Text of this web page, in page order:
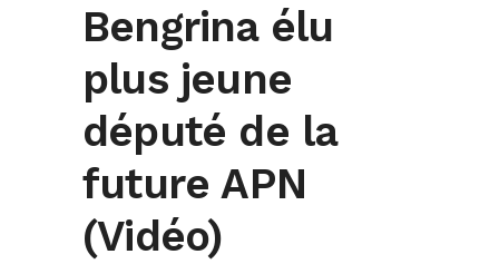
Bengrina élu
plus jeune
député de la
future APN
(Vidéo)